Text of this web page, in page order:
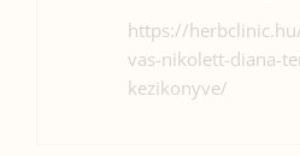
https://
vas-nikolett-diana-
kezikonyve/